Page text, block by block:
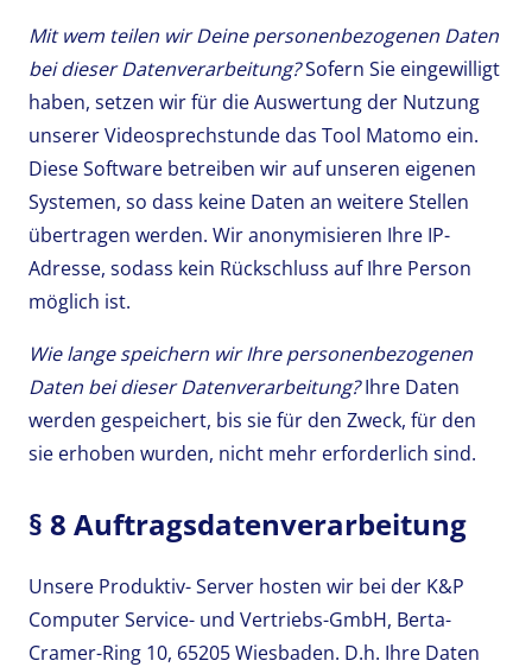
Mit wem teilen wir Deine personenbezogenen Daten
bei dieser Datenverarbeitung?Sofern Sie eingewilligt
haben, setzen wir für die Auswertung der Nutzung
unserer Videosprechstunde das Tool Matomo ein.
Diese Software betreiben wir auf unseren eigenen
Systemen, so dass keine Daten an weitere Stellen
übertragen werden. Wir anonymisieren Ihre IP-
Adresse, sodass kein Rückschluss auf Ihre Person
möglich ist.
Wie lange speichern wir Ihre personenbezogenen
Daten bei dieser Datenverarbeitung?Ihre Daten
werden gespeichert, bis sie für den Zweck, für den
sie erhoben wurden, nicht mehr erforderlich sind.
§ 8 Auftragsdatenverarbeitung
Unsere Produktiv- Server hosten wir bei der K&P
Computer Service- und Vertriebs-GmbH, Berta-
Cramer-Ring 10, 65205 Wiesbaden. D.h. Ihre Daten